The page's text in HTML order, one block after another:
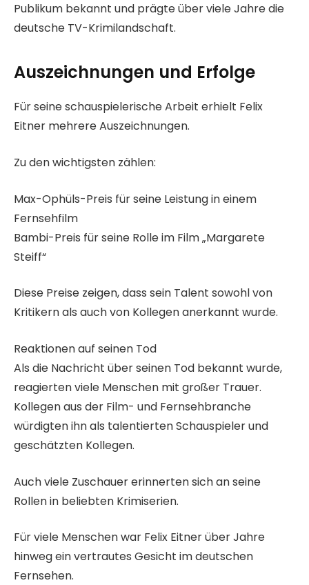
Publikum bekannt und prägte über viele Jahre die
deutsche TV-Krimilandschaft.
Auszeichnungen und Erfolge
Für seine schauspielerische Arbeit erhielt Felix
Eitner mehrere Auszeichnungen.
Zu den wichtigsten zählen:
Max-Ophüls-Preis für seine Leistung in einem
Fernsehfilm
Bambi-Preis für seine Rolle im Film „Margarete
Steiff“
Diese Preise zeigen, dass sein Talent sowohl von
Kritikern als auch von Kollegen anerkannt wurde.
Reaktionen auf seinen Tod
Als die Nachricht über seinen Tod bekannt wurde,
reagierten viele Menschen mit großer Trauer.
Kollegen aus der Film- und Fernsehbranche
würdigten ihn als talentierten Schauspieler und
geschätzten Kollegen.
Auch viele Zuschauer erinnerten sich an seine
Rollen in beliebten Krimiserien.
Für viele Menschen war Felix Eitner über Jahre
hinweg ein vertrautes Gesicht im deutschen
Fernsehen.